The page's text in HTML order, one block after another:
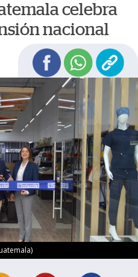
celebra
nacional